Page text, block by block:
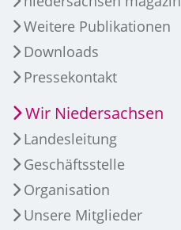
Weitere Publikationen
Downloads
Pressekontakt
Wir Niedersachsen
Landesleitung
Geschäftsstelle
Organisation
Unsere Mitglieder